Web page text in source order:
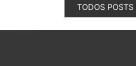
TODOS POSTS